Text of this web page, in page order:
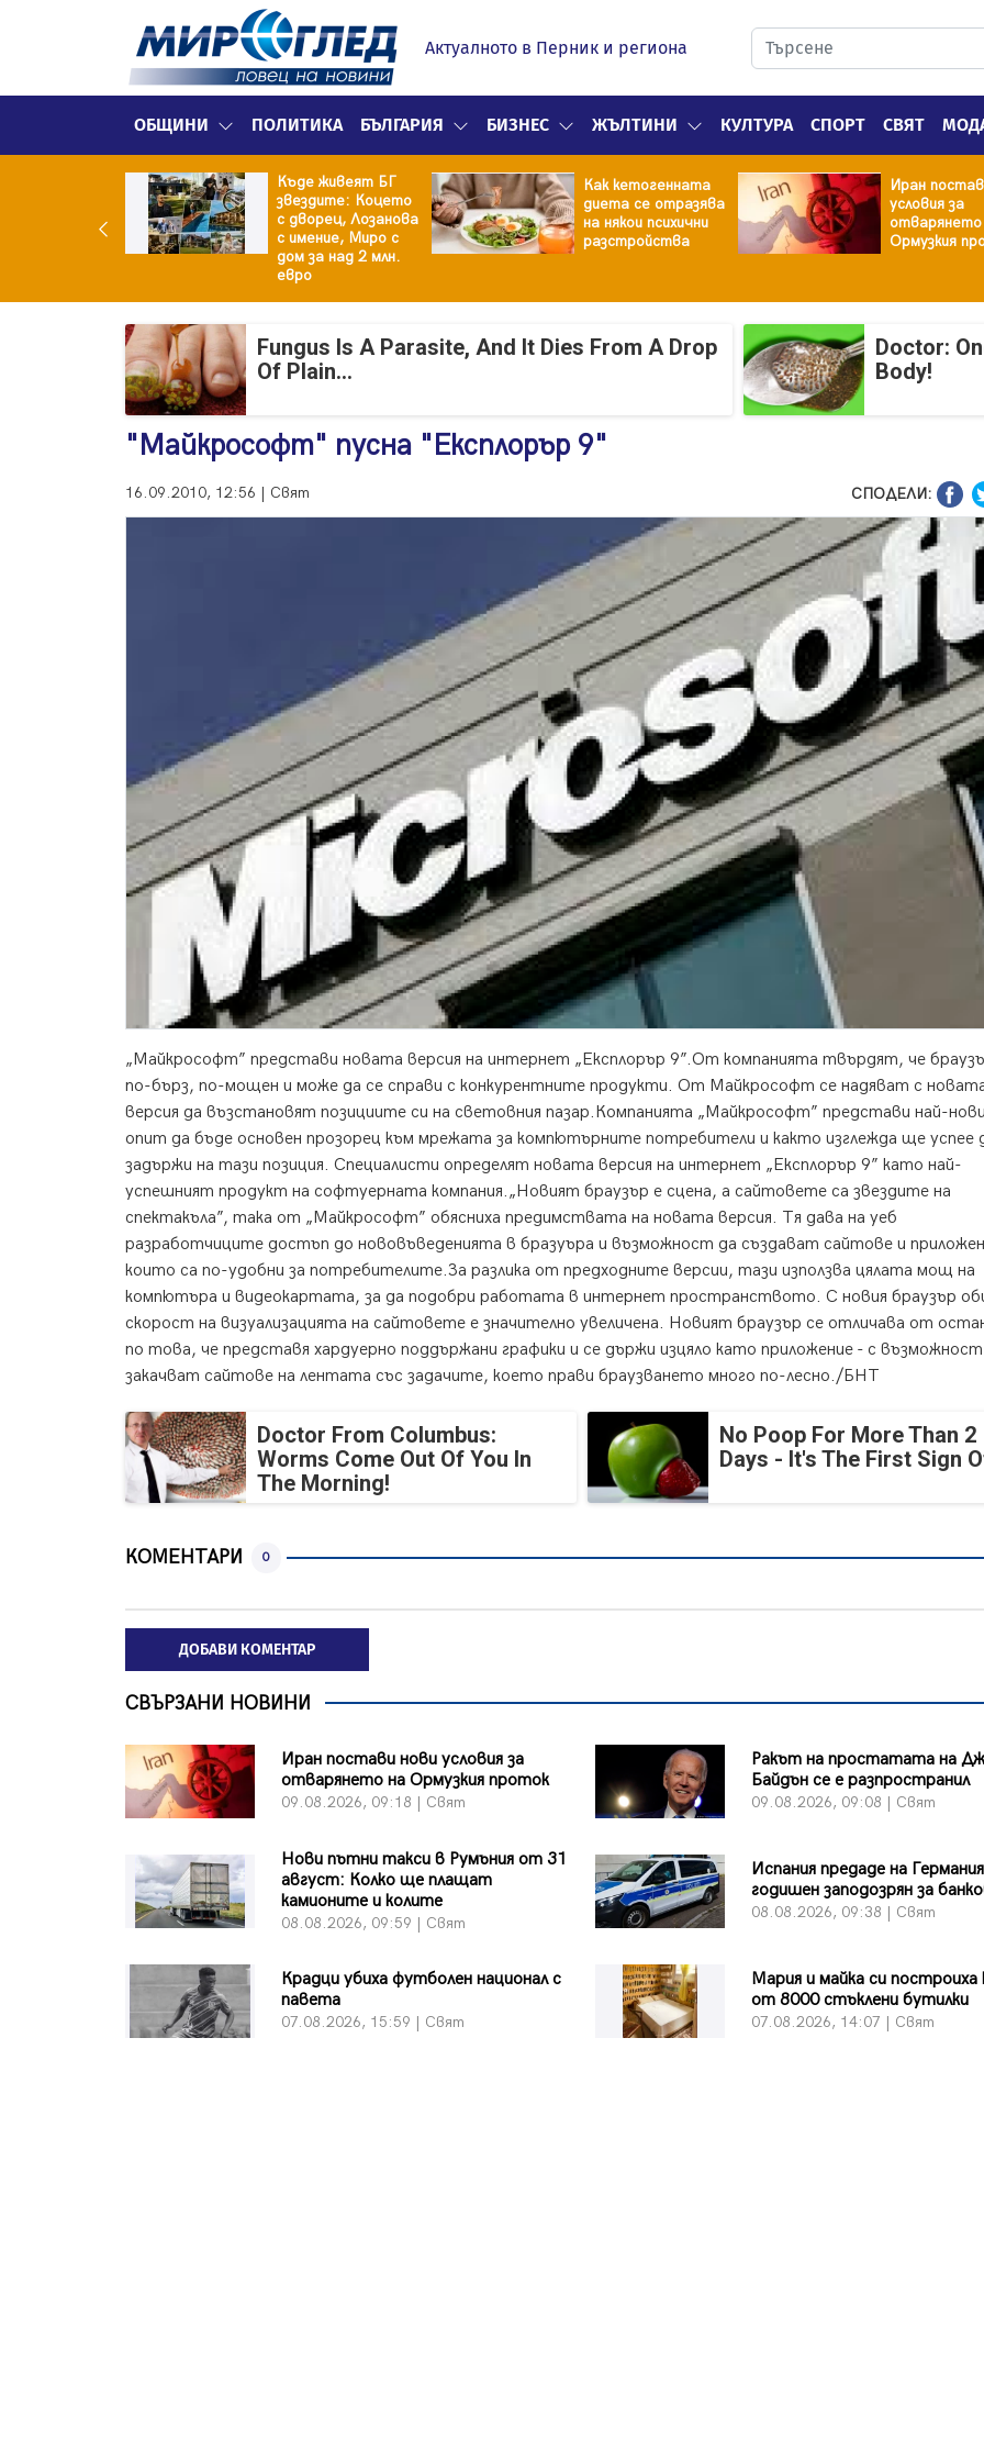
Актуалното в Перник и региона
ОБЩИНИ ПОЛИТИКА БЪЛГАРИЯ БИЗНЕС ЖЪЛТИНИ КУЛТУРА СПОРТ СВЯТ
Къде живеят БГ
звездите: Коцето
с дворец, Лозанова
с имение, Миро с
дом за над 2 млн.
евро
Как кетогенната
диета се отразява
на някои психични
разстройства
Иран
условия за
отварянето
Ормузкия
Fungus Is A Parasite, And It Dies From A Drop
Of Plain...
Doctor:
Body!
"Майкрософт" пусна "Експлорър 9"
16.09.2010, 12:56 | Свят СПОДЕЛИ:
„Майкрософт” представи новата версия на интернет „Експлорър 9”.От компанията твърдят, че
по-бърз, по-мощен и може да се справи с конкурентните продукти. От Майкрософт се надяват с
версия да възстановят позициите си на световния пазар.Компанията „Майкрософт” представи най-
опит да бъде основен прозорец към мрежата за компютърните потребители и както изглежда ще успее
задържи на тази позиция. Специалисти определят новата версия на интернет „Експлорър 9” като най-
успешният продукт на софтуерната компания.„Новият браузър е сцена, а сайтовете са звездите на
спектакъла”, така от „Майкрософт” обясниха предимствата на новата версия. Тя дава на уеб
разработчиците достъп до нововъведенията в бразуъра и възможност да създават сайтове и
които са по-удобни за потребителите.За разлика от предходните версии, тази използва цялата мощ на
компютъра и видеокартата, за да подобри работата в интернет пространството. С новия браузър
скорост на визуализацията на сайтовете е значително увеличена. Новият браузър се отличава от
по това, че представя хардуерно поддържани графики и се държи изцяло като приложение - с
закачват сайтове на лентата със задачите, което прави браузването много по-лесно./БНТ
Doctor From Columbus:
Worms Come Out Of You In
The Morning!
No Poop For More Than 2
Days - It's The First Sign
КОМЕНТАРИ 0
ДОБАВИ КОМЕНТАР
СВЪРЗАНИ НОВИНИ
Иран постави нови условия за
отварянето на Ормузкия проток
09.08.2026, 09:18 | Свят
Ракът на простатата на
Байдън се е разпространил
09.08.2026, 09:08 | Свят
Нови пътни такси в Румъния от 31
август: Колко ще плащат
камионите и колите
08.08.2026, 09:59 | Свят
Испания предаде на
годишен заподозрян за
08.08.2026, 09:38 | Свят
Крадци убиха футболен национал с
павета
07.08.2026, 15:59 | Свят
Мария и майка си
от 8000 стъклени бутилки
07.08.2026, 14:07 | Свят